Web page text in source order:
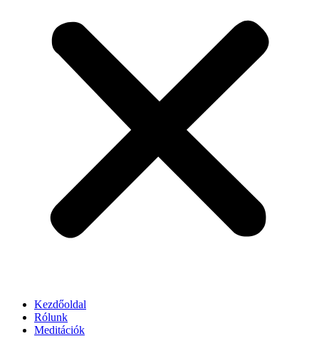
Kezdőoldal
Rólunk
Meditációk